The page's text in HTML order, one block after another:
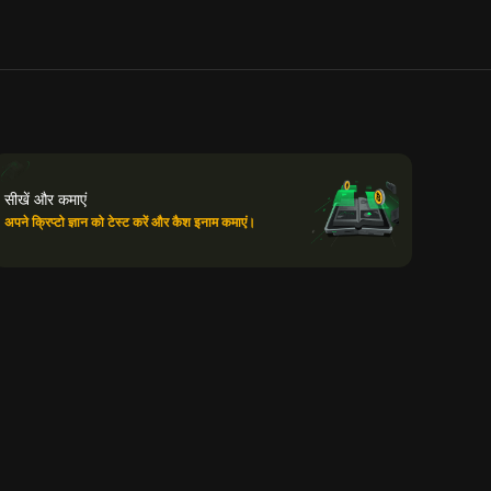
सीखें और कमाएं
अपने क्रिप्टो ज्ञान को टेस्ट करें और कैश इनाम कमाएं।